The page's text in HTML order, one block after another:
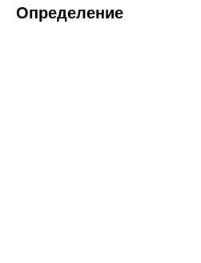
Определение